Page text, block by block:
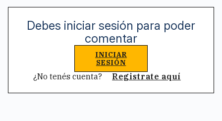
Debes iniciar sesión para poder
comentar
INICIAR
SESIÓN
¿No tenés cuenta? Registrate aquí